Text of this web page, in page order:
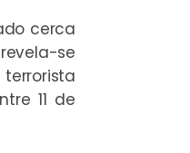
cerca
se
11 de